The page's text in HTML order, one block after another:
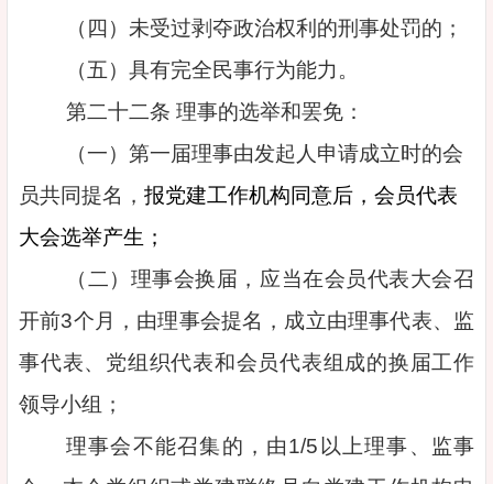
（四）未受过剥夺政治权利的刑事处罚的；
（五）具有完全民事行为能力。
第二十二条 理事的选举和罢免：
（一）第一届理事由发起人申请成立时的会
员共同提名， 报党建工作机构同意后，会员代表
大会选举产生；
（二）理事会换届，应当在会员代表大会召
开前3个月，由理事会提名，成立由理事代表、监
事代表、党组织代表和会员代表组成的换届工作
领导小组；
理事会不能召集的，由1/5以上理事、监事